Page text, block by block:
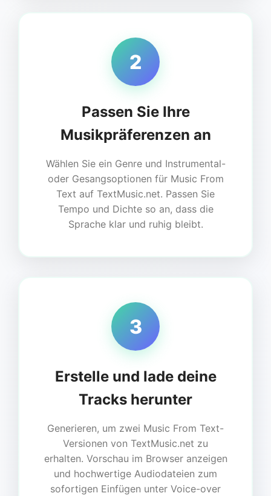
2
Passen Sie Ihre
Musikpräferenzen an
Wählen Sie ein Genre und Instrumental-
oder Gesangsoptionen für Music From
Text auf TextMusic.net. Passen Sie
Tempo und Dichte so an, dass die
Sprache klar und ruhig bleibt.
3
Erstelle und lade deine
Tracks herunter
Generieren, um zwei Music From Text-
Versionen von TextMusic.net zu
erhalten. Vorschau im Browser anzeigen
und hochwertige Audiodateien zum
sofortigen Einfügen unter Voice-over